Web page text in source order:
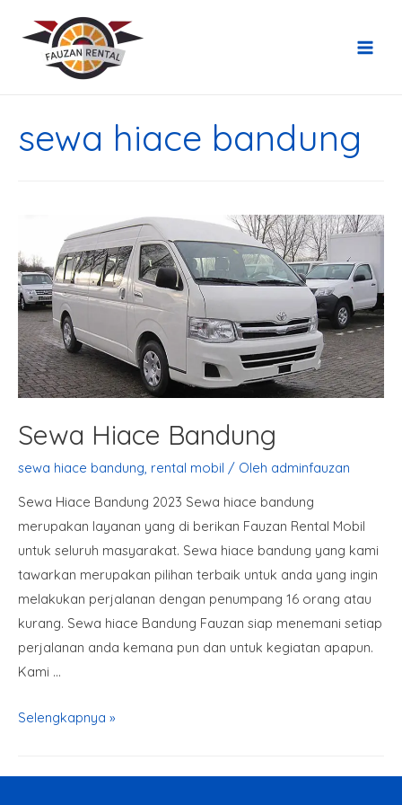
sewa hiace bandung
Sewa Hiace Bandung
sewa hiace bandung, rental mobil / Oleh adminfauzan
Sewa Hiace Bandung 2023 Sewa hiace bandung
merupakan layanan yang di berikan Fauzan Rental Mobil
untuk seluruh masyarakat. Sewa hiace bandung yang kami
tawarkan merupakan pilihan terbaik untuk anda yang ingin
melakukan perjalanan dengan penumpang 16 orang atau
kurang. Sewa hiace Bandung Fauzan siap menemani setiap
perjalanan anda kemana pun dan untuk kegiatan apapun.
Kami …
Selengkapnya »